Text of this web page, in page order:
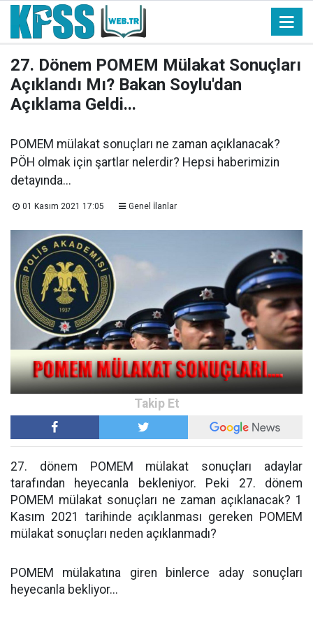
27. Dönem POMEM Mülakat Sonuçları
Açıklandı Mı? Bakan Soylu'dan
Açıklama Geldi...
POMEM mülakat sonuçları ne zaman açıklanacak?
PÖH olmak için şartlar nelerdir? Hepsi haberimizin
detayında...
01 Kasım 2021 17:05 Genel İlanlar
27. dönem POMEM mülakat sonuçları adaylar
tarafından heyecanla bekleniyor. Peki 27. dönem
POMEM mülakat sonuçları ne zaman açıklanacak? 1
Kasım 2021 tarihinde açıklanması gereken POMEM
mülakat sonuçları neden açıklanmadı?
POMEM mülakatına giren binlerce aday sonuçları
heyecanla bekliyor...